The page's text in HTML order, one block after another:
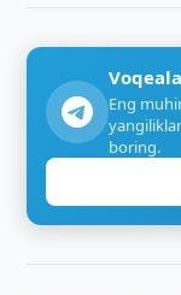
Eng
boring.